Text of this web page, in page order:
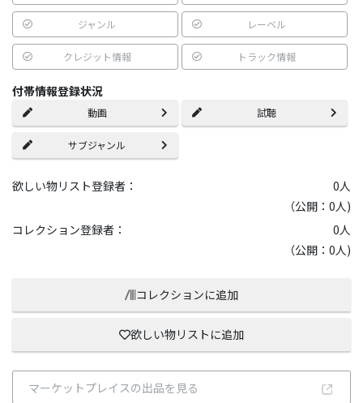
ジャンル レーベル
クレジット情報 トラック情報
付帯情報登録状況
動画 試聴
サブジャンル
欲しい物リスト登録者： 0人
（公開：0人)
コレクション登録者：
0人
（公開：0人)
コレクションに追加
欲しい物リストに追加
マーケットプレイスの出品を見る